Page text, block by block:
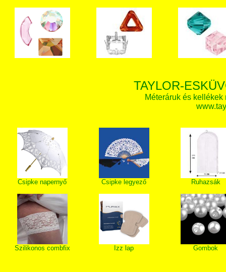
TAYLOR-
Méteráruk és
Csipke napernyő Csipke legyező Ruhazsák
Szilikonos combfix Izz lap Gombok